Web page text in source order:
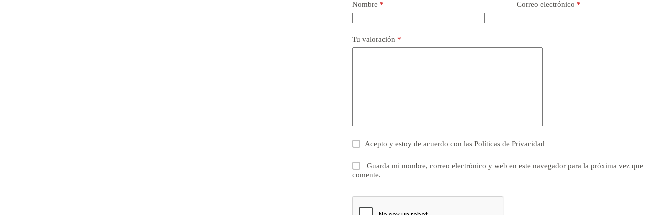
Nombre * Correo electrónico *
Tu valoración *
Acepto y estoy de acuerdo con las Políticas de Privacidad
Guarda mi nombre, correo electrónico y web en este navegador para la próxima vez que
comente.